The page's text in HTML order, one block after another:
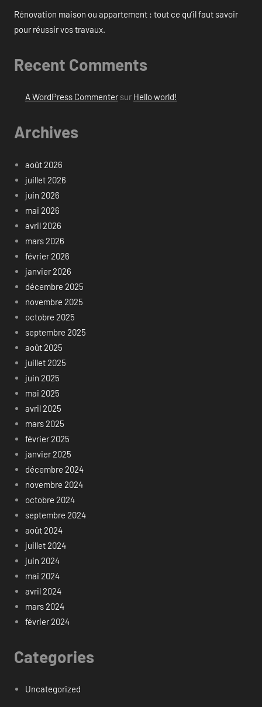
Rénovation maison ou appartement : tout ce qu’il faut savoir
pour réussir vos travaux.
Recent Comments
A WordPress Commentersur Hello world!
Archives
août 2026
juillet 2026
juin 2026
mai 2026
avril 2026
mars 2026
février 2026
janvier 2026
décembre 2025
novembre 2025
octobre 2025
septembre 2025
août 2025
juillet 2025
juin 2025
mai 2025
avril 2025
mars 2025
février 2025
janvier 2025
décembre 2024
novembre 2024
octobre 2024
septembre 2024
août 2024
juillet 2024
juin 2024
mai 2024
avril 2024
mars 2024
février 2024
Categories
Uncategorized